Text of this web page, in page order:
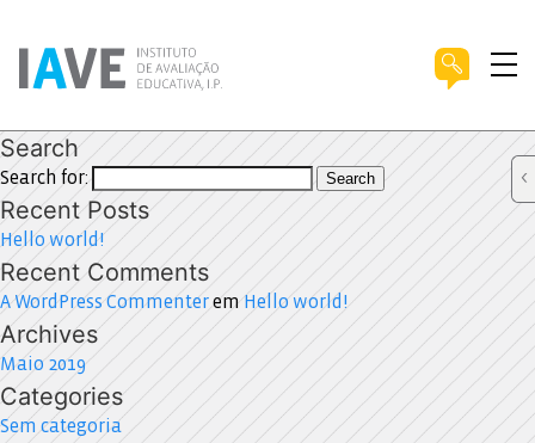
Search
Search for: Search
Recent Posts
Hello world!
Recent Comments
A WordPress Commenterem Hello world!
Archives
Maio 2019
Categories
Sem categoria